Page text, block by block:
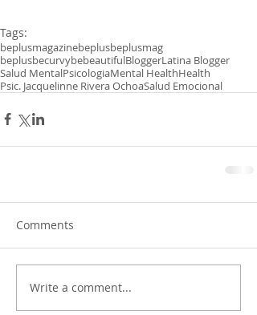
Tags:
beplusmagazinebeplusbeplusmag
beplusbecurvybebeautifulBloggerLatina Blogger
Salud MentalPsicologiaMental HealthHealth
Psic. Jacquelinne Rivera OchoaSalud Emocional
Comments
Write a comment...